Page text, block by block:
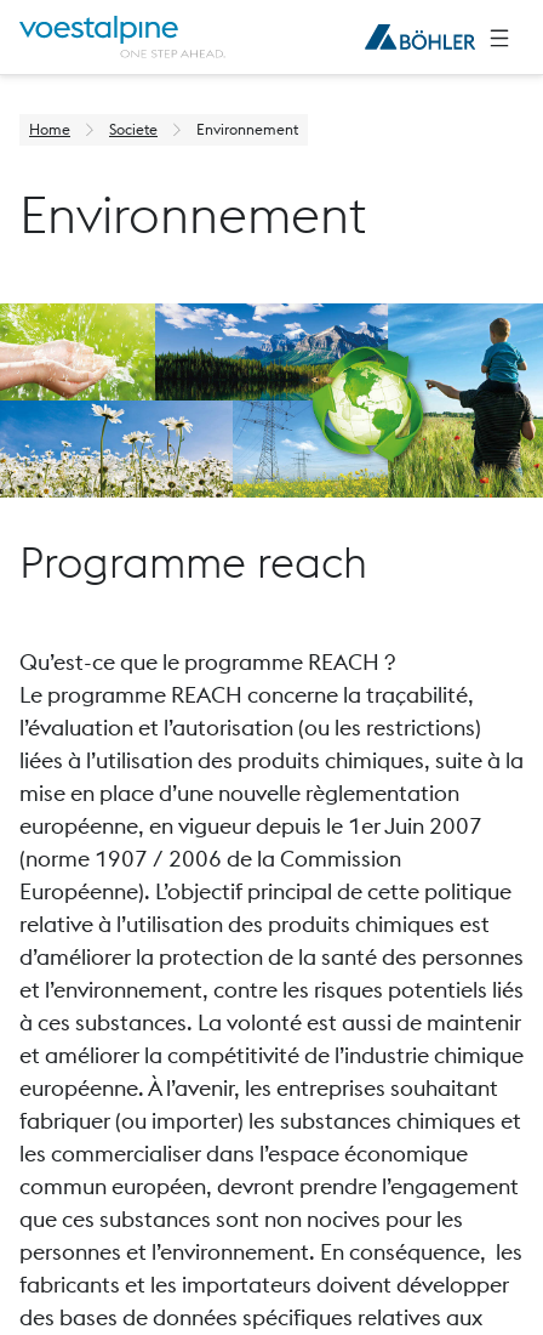
Home Societe Environnement
Environnement
Programme reach
Qu’est-ce que le programme REACH ?
Le programme REACH concerne la traçabilité,
l’évaluation et l’autorisation (ou les restrictions)
liées à l’utilisation des produits chimiques, suite à la
mise en place d’une nouvelle règlementation
européenne, en vigueur depuis le 1er Juin 2007
(norme 1907 / 2006 de la Commission
Européenne). L’objectif principal de cette politique
relative à l’utilisation des produits chimiques est
d’améliorer la protection de la santé des personnes
et l’environnement, contre les risques potentiels liés
à ces substances. La volonté est aussi de maintenir
et améliorer la compétitivité de l’industrie chimique
européenne. À l’avenir, les entreprises souhaitant
fabriquer (ou importer) les substances chimiques et
les commercialiser dans l’espace économique
commun européen, devront prendre l’engagement
que ces substances sont non nocives pour les
personnes et l’environnement. En conséquence, les
fabricants et les importateurs doivent développer
des bases de données spécifiques relatives aux